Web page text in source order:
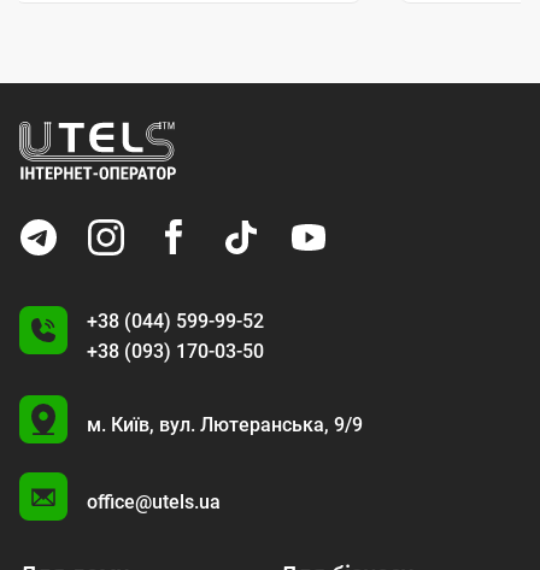
+38 (044) 599-99-52
+38 (093) 170-03-50
U
м. Київ, вул. Лютеранська, 9/9
office@utels.ua